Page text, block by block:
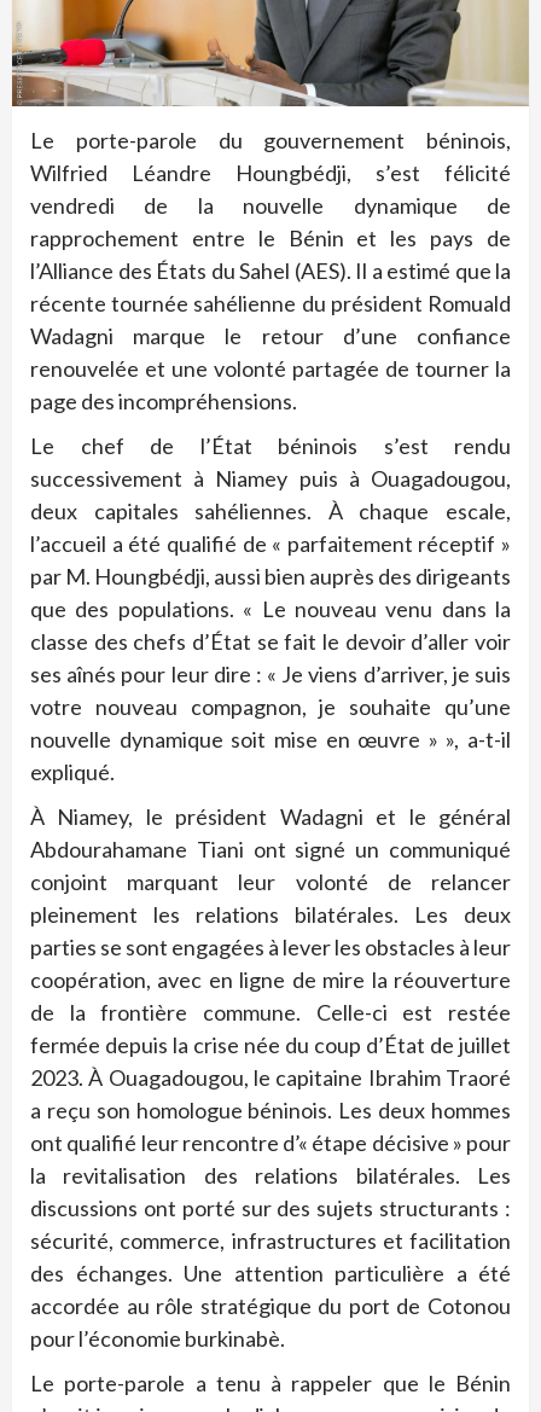
Le porte-parole du gouvernement béninois,
Wilfried Léandre Houngbédji, s’est félicité
vendredi de la nouvelle dynamique de
rapprochement entre le Bénin et les pays de
l’Alliance des États du Sahel (AES). Il a estimé que la
récente tournée sahélienne du président Romuald
Wadagni marque le retour d’une confiance
renouvelée et une volonté partagée de tourner la
page des incompréhensions.
Le chef de l’État béninois s’est rendu
successivement à Niamey puis à Ouagadougou,
deux capitales sahéliennes. À chaque escale,
l’accueil a été qualifié de « parfaitement réceptif »
par M. Houngbédji, aussi bien auprès des dirigeants
que des populations. « Le nouveau venu dans la
classe des chefs d’État se fait le devoir d’aller voir
ses aînés pour leur dire : « Je viens d’arriver, je suis
votre nouveau compagnon, je souhaite qu’une
nouvelle dynamique soit mise en œuvre » », a-t-il
expliqué.
À Niamey, le président Wadagni et le général
Abdourahamane Tiani ont signé un communiqué
conjoint marquant leur volonté de relancer
pleinement les relations bilatérales. Les deux
parties se sont engagées à lever les obstacles à leur
coopération, avec en ligne de mire la réouverture
de la frontière commune. Celle-ci est restée
fermée depuis la crise née du coup d’État de juillet
2023. À Ouagadougou, le capitaine Ibrahim Traoré
a reçu son homologue béninois. Les deux hommes
ont qualifié leur rencontre d’« étape décisive » pour
la revitalisation des relations bilatérales. Les
discussions ont porté sur des sujets structurants :
sécurité, commerce, infrastructures et facilitation
des échanges. Une attention particulière a été
accordée au rôle stratégique du port de Cotonou
pour l’économie burkinabè.
Le porte-parole a tenu à rappeler que le Bénin